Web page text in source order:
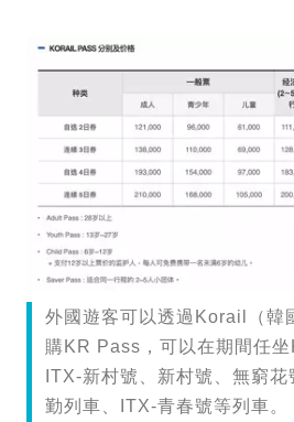
外國遊客可以透過Korail（韓
購KR Pass，可以在期間任坐
ITX-新村號、新村號、無窮
勤列車、ITX-青春號等列車。